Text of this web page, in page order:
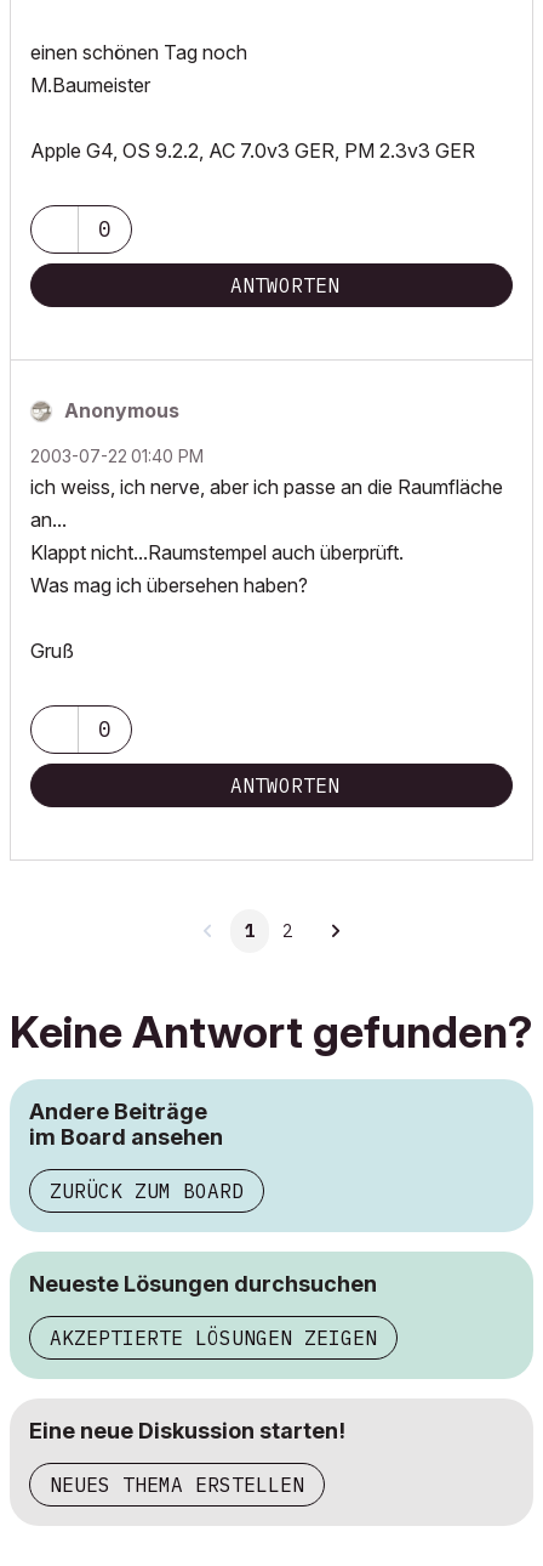
einen schönen Tag noch
M.Baumeister
Apple G4, OS 9.2.2, AC 7.0v3 GER, PM 2.3v3 GER
0
ANTWORTEN
Anonymous
‎2003-07-22 01:40 PM
ich weiss, ich nerve, aber ich passe an die Raumfläche
an...
Klappt nicht...Raumstempel auch überprüft.
Was mag ich übersehen haben?
Gruß
0
ANTWORTEN
1 2
Keine Antwort gefunden?
Andere Beiträge
im Board ansehen
ZURÜCK ZUM BOARD
Neueste Lösungen durchsuchen
AKZEPTIERTE LÖSUNGEN ZEIGEN
Eine neue Diskussion starten!
NEUES THEMA ERSTELLEN